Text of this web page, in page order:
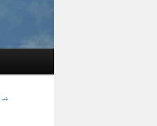
→